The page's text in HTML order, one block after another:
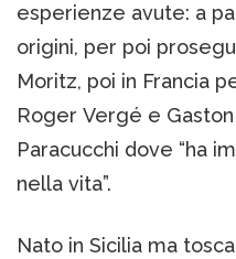
esperienze avute: a
origini, per poi
Moritz, poi in Francia
Roger Vergé e
Paracucchi dove “ha
nella vita”.
Nato in Sicilia ma